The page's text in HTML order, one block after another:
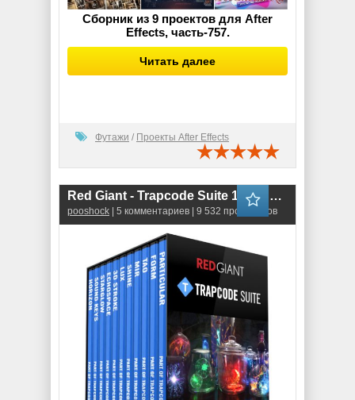
Сборник из 9 проектов для After
Effects, часть-757.
Читать далее
Футажи / Проекты After Effects
Red Giant - Trapcode Suite 15.1.4 RePack
pooshock | 5 комментариев | 9 532 просмотров